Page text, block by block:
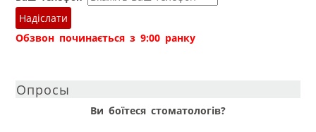
Надіслати
Обзвон починається з 9:00 ранку
Опросы
Ви боїтеся стоматологів?